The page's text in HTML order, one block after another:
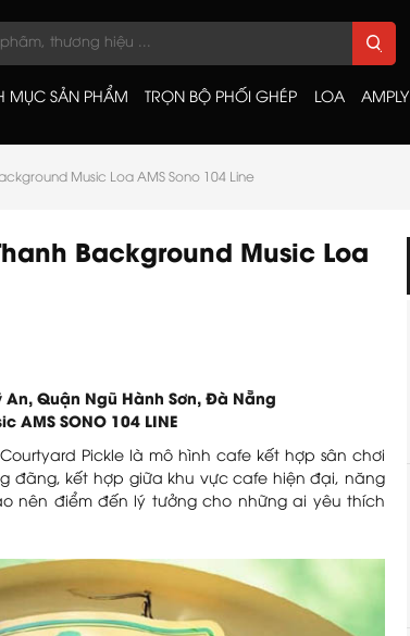
MỤC SẢN PHẨM TRỌN BỘ PHỐI GHÉP LOA AMPLY
Music Loa AMS Sono 104 Line
Background Music Loa
Quận Ngũ Hành Sơn, Đà Nẵng
AMS SONO 104 LINE
Pickle là mô hình cafe kết hợp sân chơi
đãng, kết hợp giữa khu vực cafe hiện đại, năng
nên điểm đến lý tưởng cho những ai yêu thích